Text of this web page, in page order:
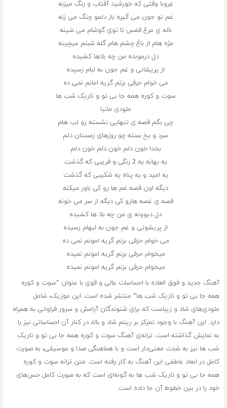
غروبا وقتی که خورشید آفتاب و رنگ میزنه
غم تو جون می گیره باز دلمو چنگ می زنه
ناله ی مرغ قفس تا توی گوشام می شینه
مژه هام از باغ چشم هام گله شبنم میچینه
دل درمونده من چه بلاها کشیده
از پریشانی و غم جون به لبام رسیده
می خوام حرفی بزنم گریه امانم نمی ده
سوت و کوره همه جا بی تو و تاریک شب ها
ملودی مانیا
چی بگم قصه ی تنهایی نشسته رو لب هام
سرد و یخ بسته چو روزهای زمستان دلم
بخدا خون دلم خون دلم خون دلم
یه بهانه یه 2 رنگی و فریبی که گذشت
یه امید و یه پناه یه شکیبی که گذشت
دیگه اون قصه غم ها رو کی باور میکنه
قصه ی غصه هارو کی دیگه از سر می خونه
دل دیوونه ی من چه بلا ها کشیده
از پریشونی و غم جون به لبهام رسیده
می خوام حرفی بزنم گریه امونم نمی ده
میخوام حرفی بزنم گریه امونم نمیده
میخوام حرفی بزنم گریه امونم نمیده
آهنگ جدید و فوق العاده با احساسات عالی و قوی با عنوان “سوت و کوره
همه جا بی تو و تاریک شب ها” منتشر شده است. این موزیک، شامل
ملودی‌های شاد و زیباست که برای شنوندگان آرامش و سرور فراوانی به همراه
دارد. این آهنگ با وجود تمرکز بر ریتم شاد و بالا، در کنار آن احساساتی نیز را
به نمایش گذاشته است. ترانه‌ی آهنگ سوت و کوره همه جا بی تو و تاریک
شب ها نیز به شدت معنی‌دار است و با هماهنگی صدا و موسیقی، به صورت
کامل در ابعاد عاطفی این آهنگ به کار رفته است. متن ترانه سوت و کوره
همه جا بی تو و تاریک شب ها به گونه‌ای است که به صورت کامل حس‌های
خود را در بین خطوط آن جا داده است.